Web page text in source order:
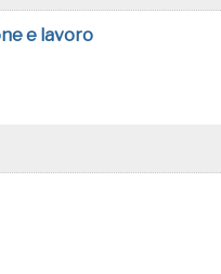
e lavoro